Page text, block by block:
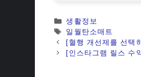
카
테
고
리
생활정보
태
그
일월탄소매트
[혈행 개선제를 선택
[인스타그램 릴스 수